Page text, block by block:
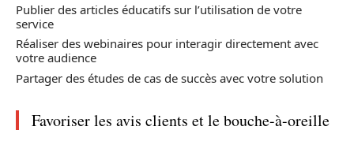
Publier des articles éducatifs sur l’utilisation de votre
service
Réaliser des webinaires pour interagir directement avec
votre audience
Partager des études de cas de succès avec votre solution
Favoriser les avis clients et le bouche-à-oreille